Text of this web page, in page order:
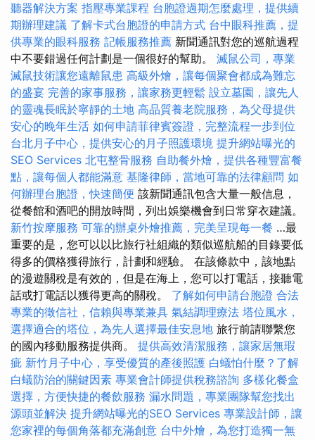
聽器解決方案 指壓專業課程 台胞證過期怎麼處理，提供續
期辦理建議 了解卡式台胞證的申請方式 台中眼科推薦，提
供專業的眼科服務 記帳服務推薦 新聞通訊對您的巡航過程
中不要錯過任何計劃是一個很好的幫助。 滅鼠公司，專業
滅鼠技術讓您遠離鼠患 高級外燴，讓每個聚會都成為難忘
的盛宴 完善的家事服務，讓家務更輕鬆 設立墓園，讓先人
的靈魂長眠於寧靜的土地 高品質養老院服務，為父母提供
安心的晚年生活 如何申請菲律賓簽證，完整流程一步到位
台北月子中心，提供安心的月子照護環境 提升網站曝光的
SEO Services 北屯整骨服務 自助餐外燴，提供各種豐富餐
點，讓每個人都能滿意 基隆律師，當地可靠的法律顧問 如
何辦理台胞證，快速簡便 該新聞通訊包含大量一般信息，
從餐館和酒吧的開放時間，列出娛樂機會到日常穿衣建議。
新竹按摩服務 可靠的辦桌外燴推薦，完美呈現每一餐 …最
重要的是，您可以以比旅行社組織的類似巡航船的目錄要低
得多的價格獲得旅行，計劃和經驗。 在該條款中，該地點
的漫遊關稅是有效的，但是在海上，您可以打電話，接聽電
話或打電話以獲得更高的關稅。 了解如何申請台胞證 合法
專業的徵信社，信賴與專業兼具 氣結調理療法 塔位風水，
選擇適合的塔位，為先人選擇最佳安息地 旅行前請聯繫您
的國內移動服務提供商。 提供高效清潔服務，讓家居無瑕
疵 新竹月子中心，享受優質的產後照護 白蟻怕什麼？了解
白蟻防治的關鍵因素 專業會計師提供稅務諮詢 多樣化餐盒
選擇，方便快捷的餐飲服務 漏水問題，專業團隊幫您找出
源頭並解決 提升網站曝光的SEO Services 專業設計師，讓
您家裡的每個角落都充滿創意 台中外燴，為您打造獨一無